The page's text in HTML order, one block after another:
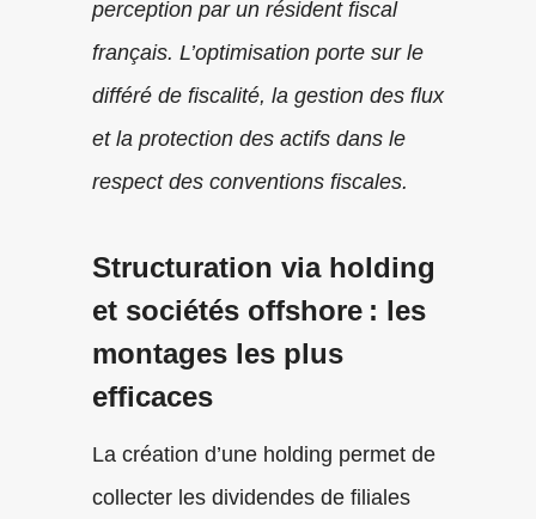
perception par un résident fiscal
français. L’optimisation porte sur le
différé de fiscalité, la gestion des flux
et la protection des actifs dans le
respect des conventions fiscales.
Structuration via holding
et sociétés offshore : les
montages les plus
efficaces
La création d’une holding permet de
collecter les dividendes de filiales